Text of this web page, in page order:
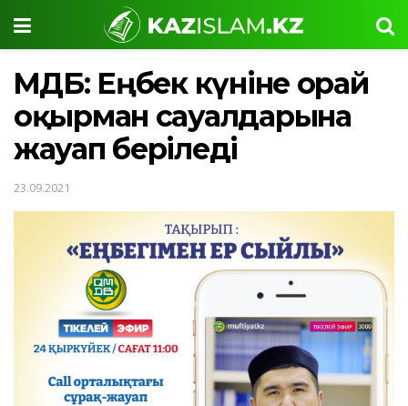
ҚМДБ: Еңбек күніне орай
оқырман сауалдарына
жауап беріледі
23.09.2021